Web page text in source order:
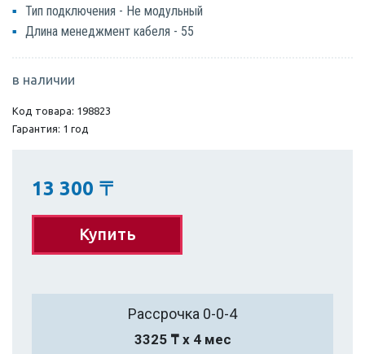
Тип подключения - Не модульный
Длина менеджмент кабеля - 55
в наличии
Код товара: 198823
Гарантия: 1 год
13 300 〒
Купить
Рассрочка 0-0-4
3325 ₸ х 4 мес